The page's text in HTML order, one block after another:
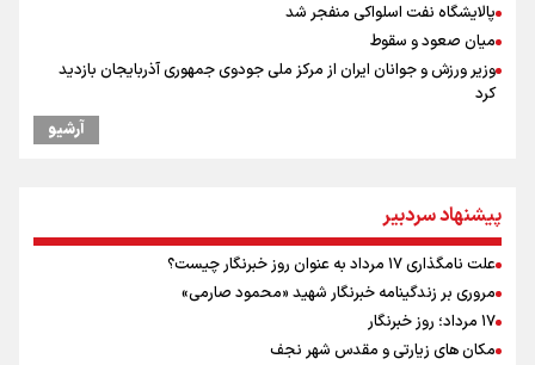
پالایشگاه نفت اسلواکی منفجر شد
میان صعود و سقوط
وزیر ورزش و جوانان ایران از مرکز ملی جودوی جمهوری آذربایجان بازدید
کرد
موسی جنپو، بازیکن فصل گذشته استقلال به پانتولیکوس یونان پیوست
بازدید وزیر ورزش ایران از مجموعه ملی تیراندازی باکو یکی از مجهزترین
ورزشکاران سنگنوردی
یمن، ایستاده در برابر تحریم و تجاوز
پزشکیان: مذاکره به معنای تسلیم نیست/ دولت برای خدمت به مردم
خواهد ایستاد/ هیچ اختلافی میان دولت و نیروهای مسلح وجود ندارد
خبر سخنگوی کمیسیون امنیت از توافق در چارچوب کلی مذاکرات ایران و
عمان بر سر تنگه هرمز
آرشیو
پیشنهاد سردبیر
علت نامگذاری ۱۷ مرداد به عنوان روز خبرنگار چیست؟
مروری بر زندگینامه خبرنگار شهید «محمود صارمی»
۱۷ مرداد؛ روز خبرنگار
مکان های زیارتی و مقدس شهر نجف